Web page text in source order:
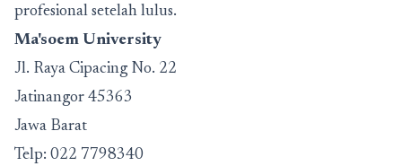
profesional setelah lulus.
Ma'soem University
Jl. Raya Cipacing No. 22
Jatinangor 45363
Jawa Barat
Telp: 022 7798340